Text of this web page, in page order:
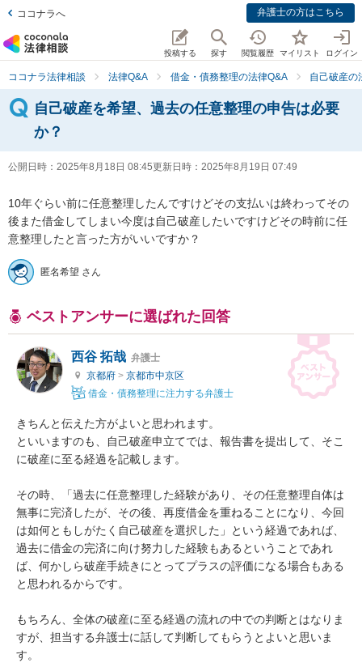
ココナラへ 弁護士の方はこちら
投稿する 探す 閲覧履歴 マイリスト ログイン
ココナラ法律相談 法律Q&A 借金・債務整理の法律Q&A 自己破産の
自己破産を希望、過去の任意整理の申告は必要
か？
公開日時： 2025年8月18日 08:45更新日時： 2025年8月19日 07:49
10年ぐらい前に任意整理したんですけどその支払いは終わってその
後また借金してしまい今度は自己破産したいですけどその時前に任
意整理したと言った方がいいですか？
匿名希望 さん
ベストアンサーに選ばれた回答
西谷 拓哉 弁護士
京都府 > 京都市中京区
借金・債務整理に注力する弁護士
きちんと伝えた方がよいと思われます。
といいますのも、自己破産申立てでは、報告書を提出して、そこ
に破産に至る経過を記載します。
その時、「過去に任意整理した経験があり、その任意整理自体は
無事に完済したが、その後、再度借金を重ねることになり、今回
は如何ともしがたく自己破産を選択した」という経過であれば、
過去に借金の完済に向け努力した経験もあるということであれ
ば、何かしら破産手続きにとってプラスの評価になる場合もある
と思われるからです。
もちろん、全体の破産に至る経過の流れの中での判断とはなりま
すが、担当する弁護士に話して判断してもらうとよいと思いま
す。